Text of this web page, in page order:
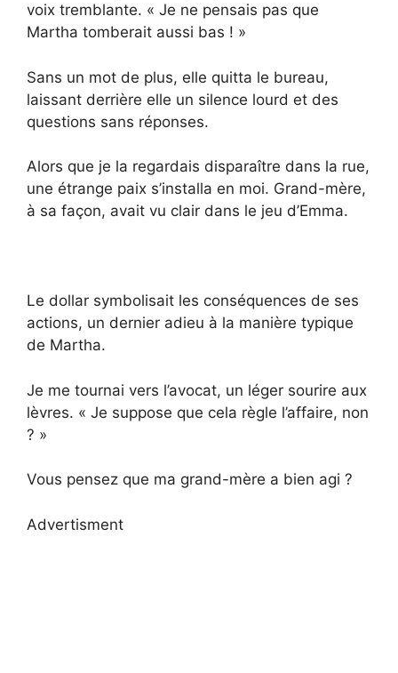
voix tremblante. « Je ne pensais pas que
Martha tomberait aussi bas ! »
Sans un mot de plus, elle quitta le bureau,
laissant derrière elle un silence lourd et des
questions sans réponses.
Alors que je la regardais disparaître dans la rue,
une étrange paix s’installa en moi. Grand-mère,
à sa façon, avait vu clair dans le jeu d’Emma.
Le dollar symbolisait les conséquences de ses
actions, un dernier adieu à la manière typique
de Martha.
Je me tournai vers l’avocat, un léger sourire aux
lèvres. « Je suppose que cela règle l’affaire, non
? »
Vous pensez que ma grand-mère a bien agi ?
Advertisment